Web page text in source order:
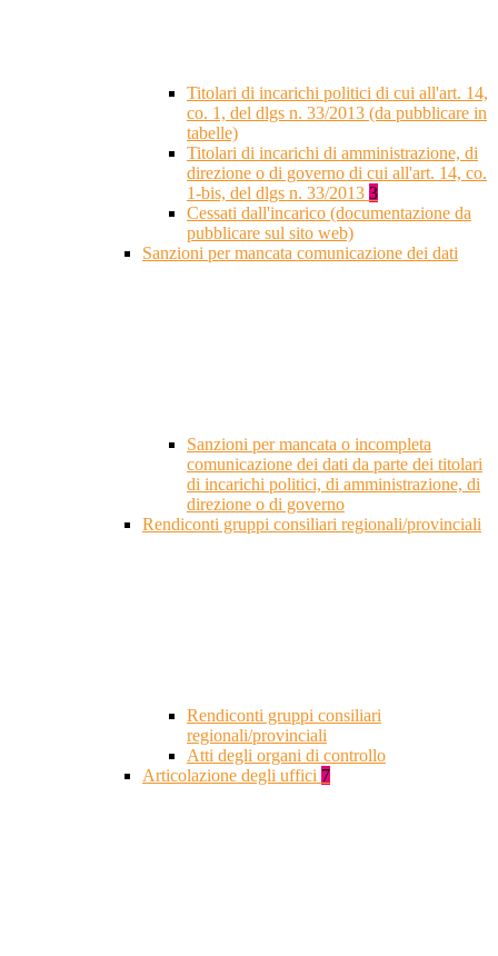
Titolari di incarichi politici di cui all'art. 14,
co. 1, del dlgs n. 33/2013 (da pubblicare in
tabelle)
Titolari di incarichi di amministrazione, di
direzione o di governo di cui all'art. 14, co.
1-bis, del dlgs n. 33/2013 3
Cessati dall'incarico (documentazione da
pubblicare sul sito web)
Sanzioni per mancata comunicazione dei dati
Sanzioni per mancata o incompleta
comunicazione dei dati da parte dei titolari
di incarichi politici, di amministrazione, di
direzione o di governo
Rendiconti gruppi consiliari regionali/provinciali
Rendiconti gruppi consiliari
regionali/provinciali
Atti degli organi di controllo
Articolazione degli uffici 7